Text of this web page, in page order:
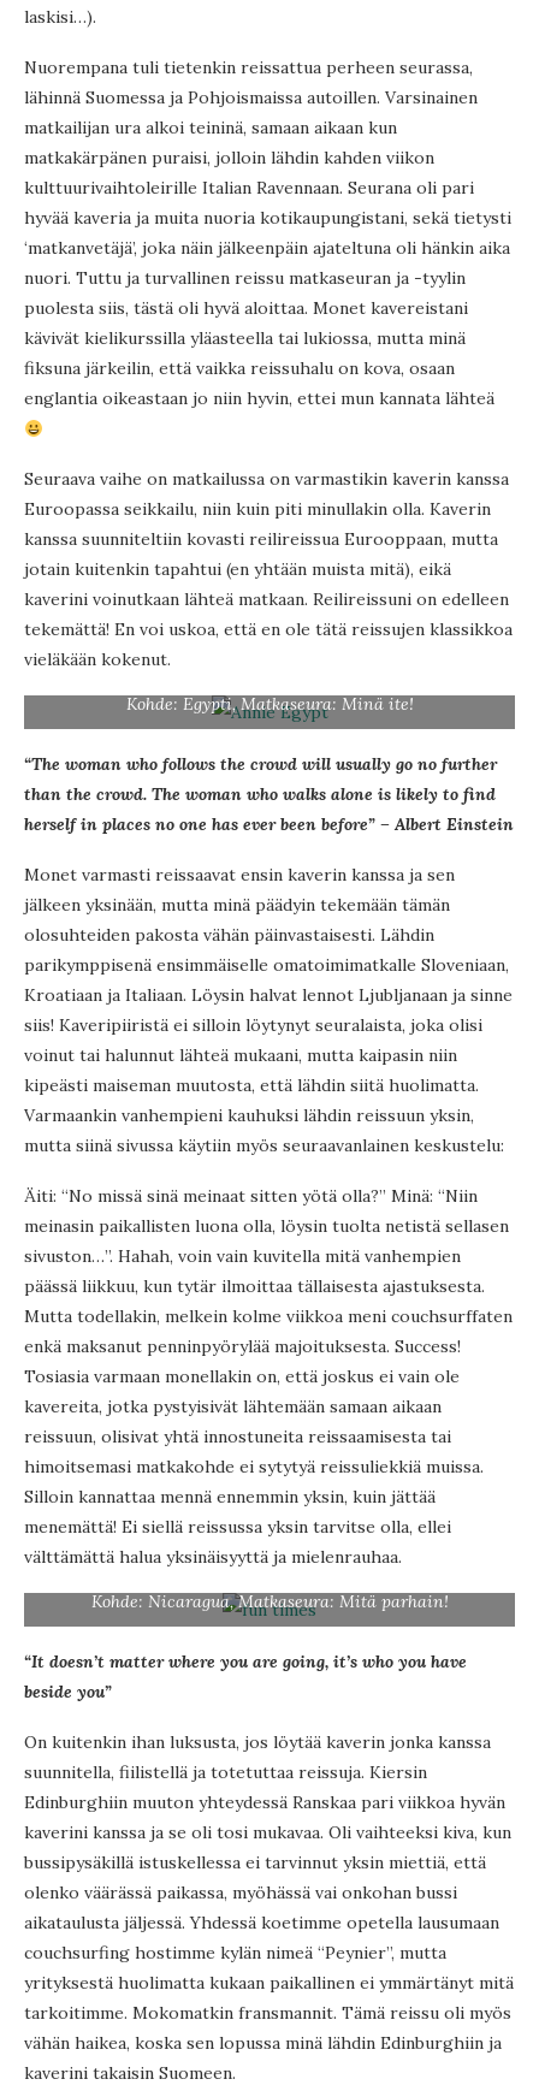
laskisi…).
Nuorempana tuli tietenkin reissattua perheen seurassa,
lähinnä Suomessa ja Pohjoismaissa autoillen. Varsinainen
matkailijan ura alkoi teininä, samaan aikaan kun
matkakärpänen puraisi, jolloin lähdin kahden viikon
kulttuurivaihtoleirille Italian Ravennaan. Seurana oli pari
hyvää kaveria ja muita nuoria kotikaupungistani, sekä tietysti
‘matkanvetäjä’, joka näin jälkeenpäin ajateltuna oli hänkin aika
nuori. Tuttu ja turvallinen reissu matkaseuran ja -tyylin
puolesta siis, tästä oli hyvä aloittaa. Monet kavereistani
kävivät kielikurssilla yläasteella tai lukiossa, mutta minä
fiksuna järkeilin, että vaikka reissuhalu on kova, osaan
englantia oikeastaan jo niin hyvin, ettei mun kannata lähteä
Seuraava vaihe on matkailussa on varmastikin kaverin kanssa
Euroopassa seikkailu, niin kuin piti minullakin olla. Kaverin
kanssa suunniteltiin kovasti reilireissua Eurooppaan, mutta
jotain kuitenkin tapahtui (en yhtään muista mitä), eikä
kaverini voinutkaan lähteä matkaan. Reilireissuni on edelleen
tekemättä! En voi uskoa, että en ole tätä reissujen klassikkoa
vieläkään kokenut.
Kohde: Egypti, Matkaseura: Minä ite!
“The woman who follows the crowd will usually go no further
than the crowd. The woman who walks alone is likely to find
herself in places no one has ever been before” – Albert Einstein
Monet varmasti reissaavat ensin kaverin kanssa ja sen
jälkeen yksinään, mutta minä päädyin tekemään tämän
olosuhteiden pakosta vähän päinvastaisesti. Lähdin
parikymppisenä ensimmäiselle omatoimimatkalle Sloveniaan,
Kroatiaan ja Italiaan. Löysin halvat lennot Ljubljanaan ja sinne
siis! Kaveripiiristä ei silloin löytynyt seuralaista, joka olisi
voinut tai halunnut lähteä mukaani, mutta kaipasin niin
kipeästi maiseman muutosta, että lähdin siitä huolimatta.
Varmaankin vanhempieni kauhuksi lähdin reissuun yksin,
mutta siinä sivussa käytiin myös seuraavanlainen keskustelu:
Äiti: “No missä sinä meinaat sitten yötä olla?” Minä: “Niin
meinasin paikallisten luona olla, löysin tuolta netistä sellasen
sivuston…”. Hahah, voin vain kuvitella mitä vanhempien
päässä liikkuu, kun tytär ilmoittaa tällaisesta ajastuksesta.
Mutta todellakin, melkein kolme viikkoa meni couchsurffaten
enkä maksanut penninpyörylää majoituksesta. Success!
Tosiasia varmaan monellakin on, että joskus ei vain ole
kavereita, jotka pystyisivät lähtemään samaan aikaan
reissuun, olisivat yhtä innostuneita reissaamisesta tai
himoitsemasi matkakohde ei sytytyä reissuliekkiä muissa.
Silloin kannattaa mennä ennemmin yksin, kuin jättää
menemättä! Ei siellä reissussa yksin tarvitse olla, ellei
välttämättä halua yksinäisyyttä ja mielenrauhaa.
Kohde: Nicaragua, Matkaseura: Mitä parhain!
“It doesn’t matter where you are going, it’s who you have
beside you”
On kuitenkin ihan luksusta, jos löytää kaverin jonka kanssa
suunnitella, fiilistellä ja totetuttaa reissuja. Kiersin
Edinburghiin muuton yhteydessä Ranskaa pari viikkoa hyvän
kaverini kanssa ja se oli tosi mukavaa. Oli vaihteeksi kiva, kun
bussipysäkillä istuskellessa ei tarvinnut yksin miettiä, että
olenko väärässä paikassa, myöhässä vai onkohan bussi
aikataulusta jäljessä. Yhdessä koetimme opetella lausumaan
couchsurfing hostimme kylän nimeä “Peynier”, mutta
yrityksestä huolimatta kukaan paikallinen ei ymmärtänyt mitä
tarkoitimme. Mokomatkin fransmannit. Tämä reissu oli myös
vähän haikea, koska sen lopussa minä lähdin Edinburghiin ja
kaverini takaisin Suomeen.